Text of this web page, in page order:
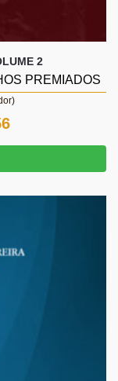
2
PREMIADOS
O
preço
atual
é: